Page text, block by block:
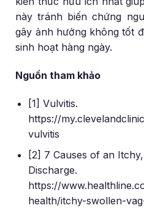
này tránh biến chứng
gây ảnh hưởng không tốt
sinh hoạt hàng ngày.
Nguồn tham khảo
[1] Vulvitis.
https://
vulvitis
[2] 7 Causes of an
Discharge.
https://
health/itchy-swollen-